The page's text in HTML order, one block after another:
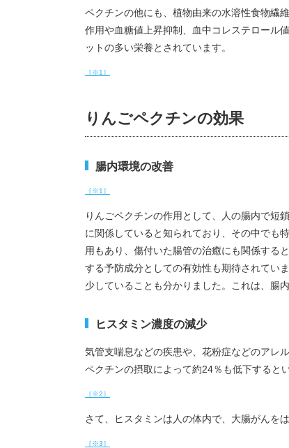
ペクチンの他にも、植物由来の水溶性食物繊
作用や血糖値上昇抑制、血中コレステロール
ットの多い栄養とされています。
［※1］
りんごペクチンの効果
腸内環境の改善
［※1］
りんごペクチンの作用として、人の腸内で短
に関係していると知られており、その中でも
用もあり、傷付いた腸管の治癒にも関係する
する予防成分としての有効性も期待されてい
少していることも分かりました。これは、腸
ヒスタミン濃度の減少
気管支喘息などの疾患や、花粉症などのアレ
ペクチンの摂取によって約24％も低下すると
［※2］
さて、ヒスタミンは人の体内で、大腸がんを
［※3］